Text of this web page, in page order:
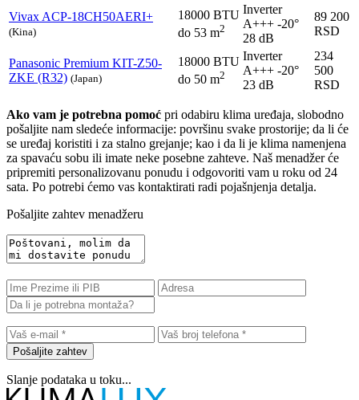
VivaxACP-18CH50AERI+
(Kina)
18000 BTU
do 53 m2
Inverter
A+++ -20°
28 dB
89 200
RSD
Panasonic Premium KIT-Z50-
ZKE (R32) (Japan)
18000 BTU
do 50 m2
Inverter
A+++ -20°
23 dB
234
500
RSD
Ako vam je potrebna pomoć pri odabiru klima uređaja, slobodno
pošaljite nam sledeće informacije: površinu svake prostorije; da li će
se uređaj koristiti i za stalno grejanje; kao i da li je klima namenjena
za spavaću sobu ili imate neke posebne zahteve. Naš menadžer će
pripremiti personalizovanu ponudu i odgovoriti vam u roku od 24
sata. Po potrebi ćemo vas kontaktirati radi pojašnjenja detalja.
Pošaljite zahtev menadžeru
Pošaljite zahtev
Slanje podataka u toku...